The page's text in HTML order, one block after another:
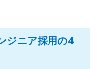
ジニア採用の4